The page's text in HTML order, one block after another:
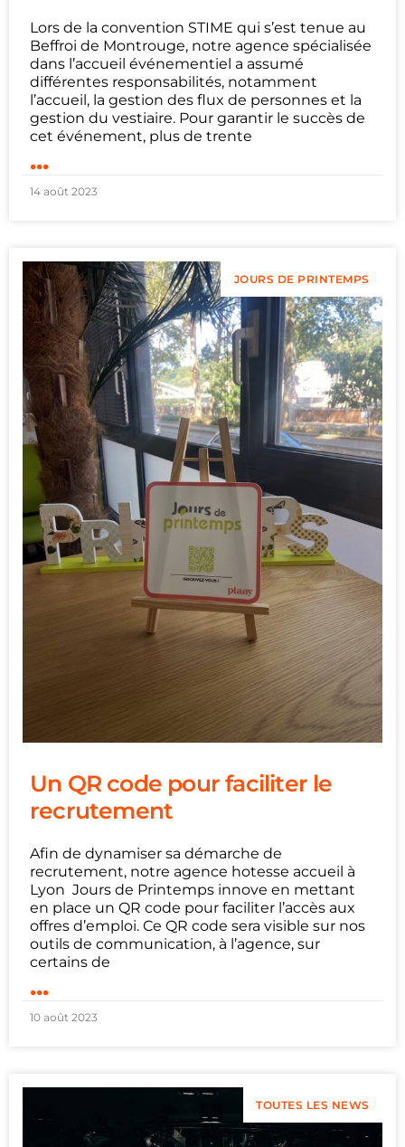
Lors de la convention STIME qui s’est tenue au
Beffroi de Montrouge, notre agence spécialisée
dans l’accueil événementiel a assumé
différentes responsabilités, notamment
l’accueil, la gestion des flux de personnes et la
gestion du vestiaire. Pour garantir le succès de
cet événement, plus de trente
...
14 août 2023
JOURS DE PRINTEMPS
Un QR code pour faciliter le
recrutement
Afin de dynamiser sa démarche de
recrutement, notre agence hotesse accueil à
Lyon Jours de Printemps innove en mettant
en place un QR code pour faciliter l’accès aux
offres d’emploi. Ce QR code sera visible sur nos
outils de communication, à l’agence, sur
certains de
...
10 août 2023
TOUTES LES NEWS